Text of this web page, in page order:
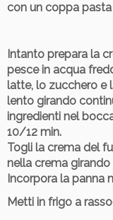
con un coppa
Intanto prepara la
pesce in acqua
latte, lo zucchero e
lento girando
ingredienti nel
10/12 min.
Togli la crema del
nella crema
Incorpora la panna
Metti in frigo a